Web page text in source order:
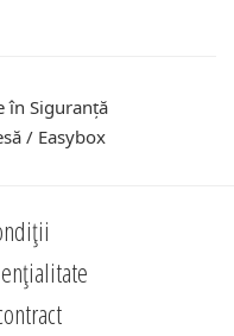
în Siguranță
/ Easybox